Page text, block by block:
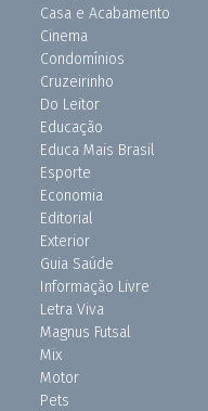
Casa e Acabamento
Cinema
Condomínios
Cruzeirinho
Do Leitor
Educação
Educa Mais Brasil
Esporte
Economia
Editorial
Exterior
Guia Saúde
Informação Livre
Letra Viva
Magnus Futsal
Mix
Motor
Pets